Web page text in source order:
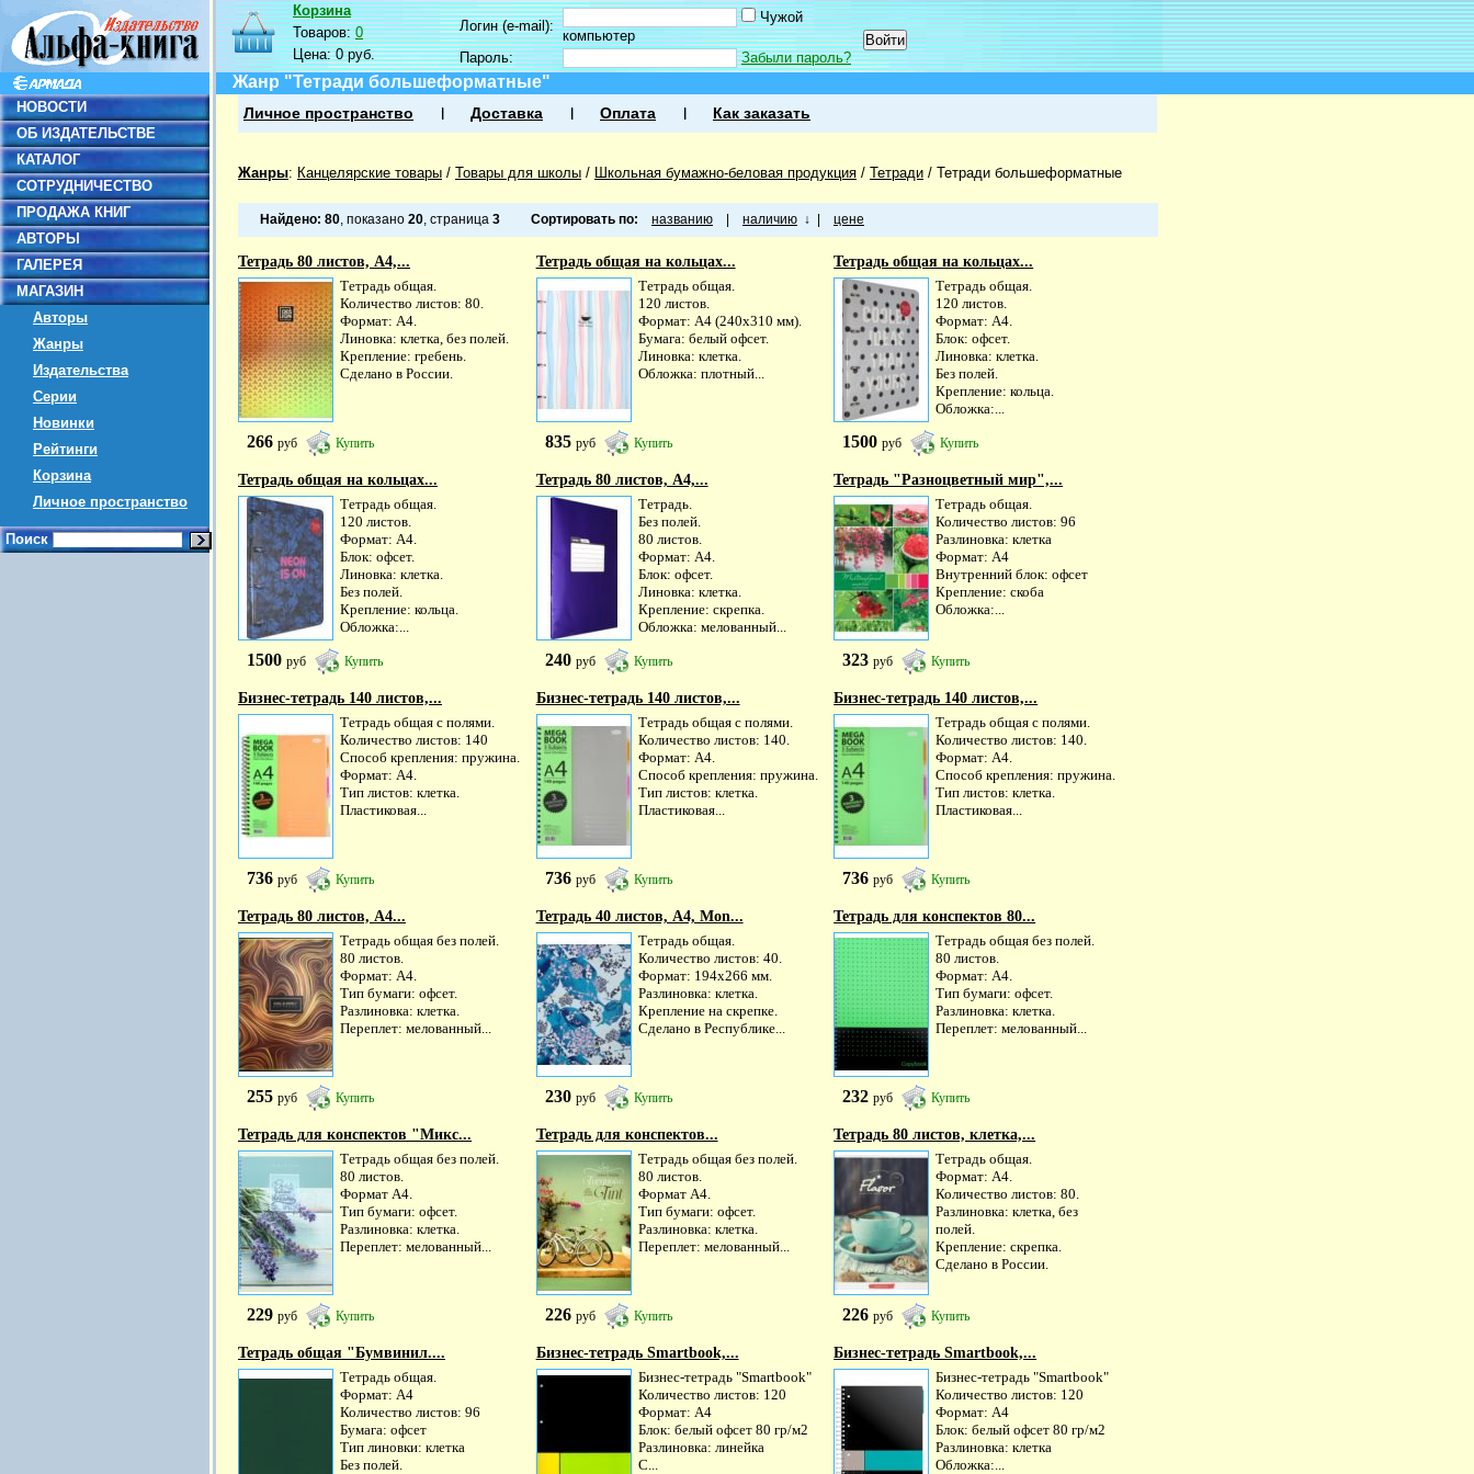
НОВОСТИ
ОБ ИЗДАТЕЛЬСТВЕ
КАТАЛОГ
СОТРУДНИЧЕСТВО
ПРОДАЖА КНИГ
АВТОРЫ
ГАЛЕРЕЯ
МАГАЗИН
Авторы
Жанры
Издательства
Серии
Новинки
Рейтинги
Корзина
Личное пространство
Поиск
Корзина
Товаров:0
Цена:0 руб.
Логин (e-mail):
Чужой
компьютер
Пароль:
Забыли пароль?
Жанр "Тетради большеформатные"
Личное пространство Доставка Оплата Как заказать
Жанры: Канцелярские товары / Товары для школы / Школьная бумажно-беловая продукция / Тетради / Тетради большеформатные
Найдено: 80, показано 20, страница 3 Сортировать по: названию наличию ↓ цене
Тетрадь 80 листов, А4,...
Тетрадь общая.
Количество листов: 80.
Формат: А4.
Линовка: клетка, без полей.
Крепление: гребень.
Сделано в России.
266 руб Купить
Тетрадь общая на кольцах...
Тетрадь общая.
120 листов.
Формат: А4 (240х310 мм).
Бумага: белый офсет.
Линовка: клетка.
Обложка: плотный...
835 руб Купить
Тетрадь общая на кольцах...
Тетрадь общая.
120 листов.
Формат: А4.
Блок: офсет.
Линовка: клетка.
Без полей.
Крепление: кольца.
Обложка:...
1500руб Купить
Тетрадь общая на кольцах...
Тетрадь общая.
120 листов.
Формат: А4.
Блок: офсет.
Линовка: клетка.
Без полей.
Крепление: кольца.
Обложка:...
1500 руб Купить
Тетрадь 80 листов, А4,...
Тетрадь.
Без полей.
80 листов.
Формат: А4.
Блок: офсет.
Линовка: клетка.
Крепление: скрепка.
Обложка: мелованный...
240 руб Купить
Тетрадь "Разноцветный мир",...
Тетрадь общая.
Количество листов: 96
Разлиновка: клетка
Формат: А4
Внутренний блок: офсет
Крепление: скоба
Обложка:...
323руб Купить
Бизнес-тетрадь 140 листов,...
Тетрадь общая с полями.
Количество листов: 140
Способ крепления: пружина.
Формат: А4.
Тип листов: клетка.
Пластиковая...
736 руб Купить
Бизнес-тетрадь 140 листов,...
Тетрадь общая с полями.
Количество листов: 140.
Формат: А4.
Способ крепления: пружина.
Тип листов: клетка.
Пластиковая...
736 руб Купить
Бизнес-тетрадь 140 листов,...
Тетрадь общая с полями.
Количество листов: 140.
Формат: А4.
Способ крепления: пружина.
Тип листов: клетка.
Пластиковая...
736руб Купить
Тетрадь 80 листов, А4...
Тетрадь общая без полей.
80 листов.
Формат: А4.
Тип бумаги: офсет.
Разлиновка: клетка.
Переплет: мелованный...
255 руб Купить
Тетрадь 40 листов, А4, Mon...
Тетрадь общая.
Количество листов: 40.
Формат: 194х266 мм.
Разлиновка: клетка.
Крепление на скрепке.
Сделано в Республике...
230 руб Купить
Тетрадь для конспектов 80...
Тетрадь общая без полей.
80 листов.
Формат: А4.
Тип бумаги: офсет.
Разлиновка: клетка.
Переплет: мелованный...
232руб Купить
Тетрадь для конспектов "Микс...
Тетрадь общая без полей.
80 листов.
Формат А4.
Тип бумаги: офсет.
Разлиновка: клетка.
Переплет: мелованный...
229 руб Купить
Тетрадь для конспектов...
Тетрадь общая без полей.
80 листов.
Формат А4.
Тип бумаги: офсет.
Разлиновка: клетка.
Переплет: мелованный...
226 руб Купить
Тетрадь 80 листов, клетка,...
Тетрадь общая.
Формат: А4.
Количество листов: 80.
Разлиновка: клетка, без
полей.
Крепление: скрепка.
Сделано в России.
226руб Купить
Тетрадь общая "Бумвинил....
Тетрадь общая.
Формат: А4
Количество листов: 96
Бумага: офсет
Тип линовки: клетка
Без полей.
Бизнес-тетрадь Smartbook,...
Бизнес-тетрадь "Smartbook"
Количество листов: 120
Формат: А4
Блок: белый офсет 80 гр/м2
Разлиновка: линейка
С...
Бизнес-тетрадь Smartbook,...
Бизнес-тетрадь "Smartbook"
Количество листов: 120
Формат: А4
Блок: белый офсет 80 гр/м2
Разлиновка: клетка
Обложка:...